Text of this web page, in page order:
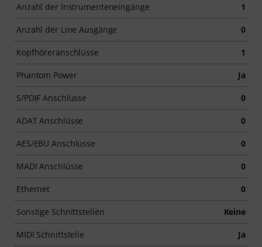
Anzahl der Instrumenteneingänge 1
Anzahl der Line Ausgänge 0
Kopfhöreranschlüsse 1
Phantom Power Ja
S/PDIF Anschlüsse 0
ADAT Anschlüsse 0
AES/EBU Anschlüsse 0
MADI Anschlüsse 0
Ethernet 0
Sonstige Schnittstellen Keine
MIDI Schnittstelle Ja